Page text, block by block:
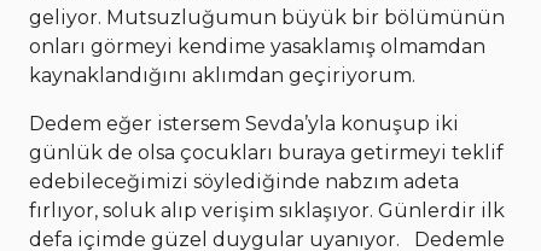
geliyor. Mutsuzluğumun büyük bir bölümünün
onları görmeyi kendime yasaklamış olmamdan
kaynaklandığını aklımdan geçiriyorum.
Dedem eğer istersem Sevda’yla konuşup iki
günlük de olsa çocukları buraya getirmeyi teklif
edebileceğimizi söylediğinde nabzım adeta
fırlıyor, soluk alıp verişim sıklaşıyor. Günlerdir ilk
defa içimde güzel duygular uyanıyor. Dedemle